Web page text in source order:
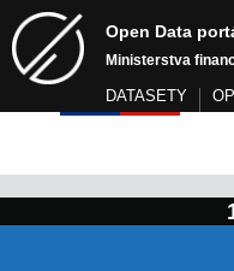
Open Data
Ministerstva
DATASETY